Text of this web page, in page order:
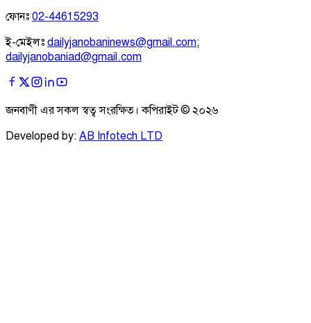
ফোনঃ 02-44615293
ই-মেইলঃ dailyjanobaninews@gmail.com;
dailyjanobaniad@gmail.com
জনবাণী এর সকল স্বত্ব সংরক্ষিত। কপিরাইট © ২০২৬
Developed by: AB Infotech LTD